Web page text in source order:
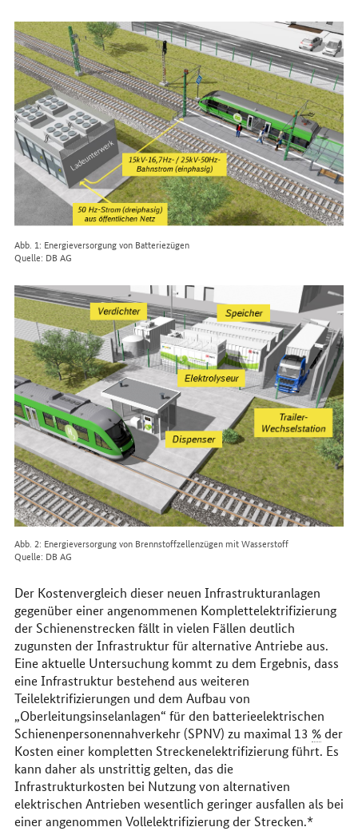
Abb. 1: Energieversorgung von Batteriezügen
Quelle: DB AG
Abb. 2: Energieversorgung von Brennstoffzellenzügen mit Wasserstoff
Quelle: DB AG
Der Kostenvergleich dieser neuen Infrastrukturanlagen
gegenüber einer angenommenen Komplettelektrifizierung
der Schienenstrecken fällt in vielen Fällen deutlich
zugunsten der Infrastruktur für alternative Antriebe aus.
Eine aktuelle Untersuchung kommt zu dem Ergebnis, dass
eine Infrastruktur bestehend aus weiteren
Teilelektrifizierungen und dem Aufbau von
„Oberleitungsinselanlagen“ für den batterieelektrischen
Schienenpersonennahverkehr (SPNV) zu maximal 13 %der
Kosten einer kompletten Streckenelektrifizierung führt. Es
kann daher als unstrittig gelten, das die
Infrastrukturkosten bei Nutzung von alternativen
elektrischen Antrieben wesentlich geringer ausfallen als bei
einer angenommen Vollelektrifizierung der Strecken.*